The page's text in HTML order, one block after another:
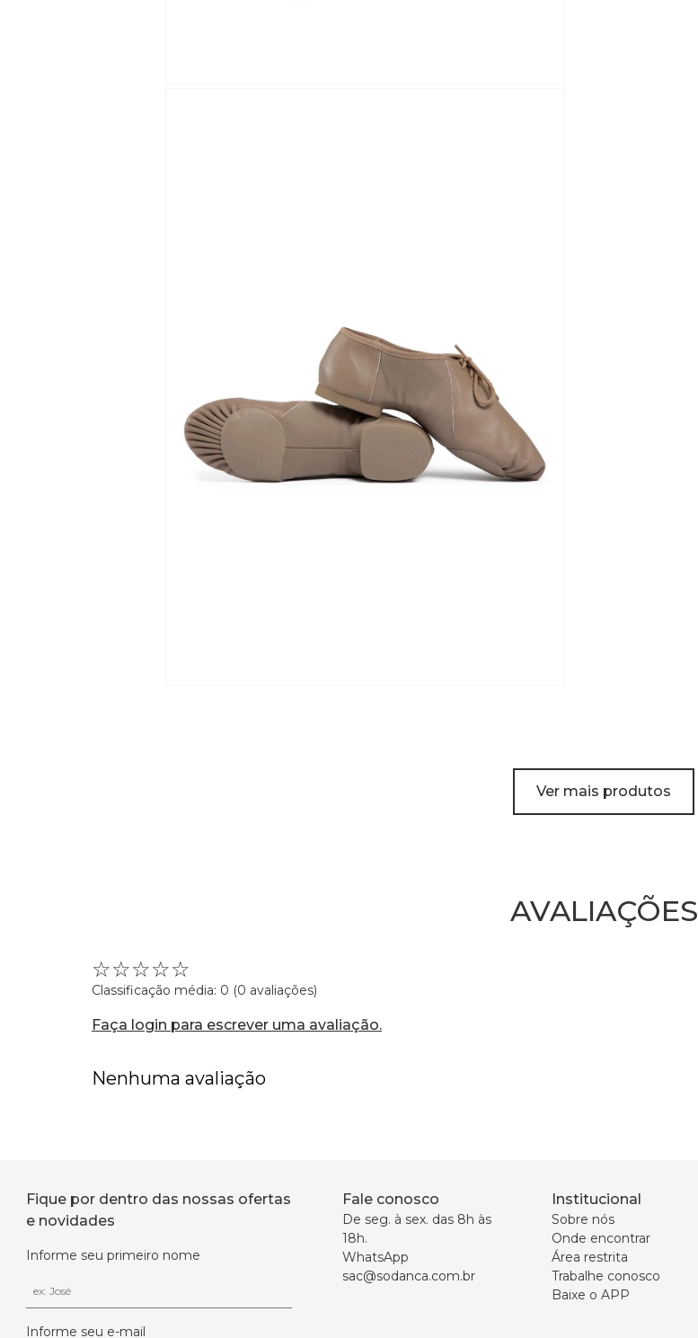
Ver mais produtos
AVALIAÇÕES
☆☆☆☆☆
Classificação média: 0 (0 avaliações)
Faça login para escrever uma avaliação.
Nenhuma avaliação
Fique por dentro das nossas ofertas
e novidades
Informe seu primeiro nome
Informe seu e-mail
Fale conosco
De seg. à sex. das 8h às
18h.
WhatsApp
sac@sodanca.com.br
Institucional
Sobre nós
Onde encontrar
Área restrita
Trabalhe conosco
Baixe o APP